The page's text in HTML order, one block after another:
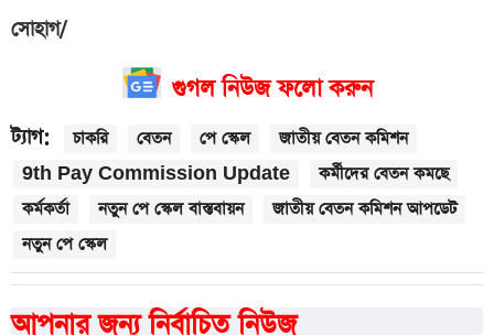
সোহাগ/
গুগল নিউজ ফলো করুন
ট্যাগ: চাকরি বেতন পে স্কেল
জাতীয় বেতন কমিশন
9th Pay Commission Update
কর্মীদের বেতন কমছে
কর্মকর্তা
নতুন পে স্কেল বাস্তবায়ন
জাতীয় বেতন কমিশন আপডেট
নতুন পে স্কেল
আপনার জন্য নির্বাচিত নিউজ